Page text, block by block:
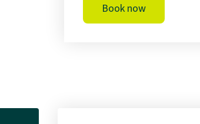
Book now